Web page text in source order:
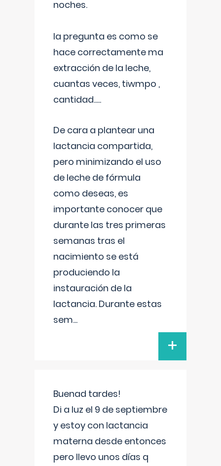
noches.
la pregunta es como se
hace correctamente ma
extracción de la leche,
cuantas veces, tiwmpo ,
cantidad.....
De cara a plantear una
lactancia compartida,
pero minimizando el uso
de leche de fórmula
como deseas, es
importante conocer que
durante las tres primeras
semanas tras el
nacimiento se está
produciendo la
instauración de la
lactancia. Durante estas
sem...
+
Buenad tardes!
Di a luz el 9 de septiembre
y estoy con lactancia
materna desde entonces
pero llevo unos días q